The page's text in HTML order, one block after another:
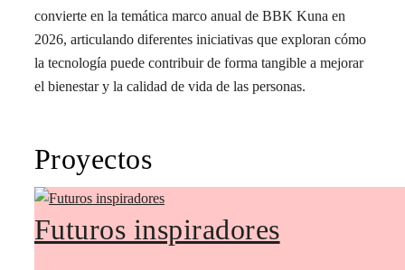
convierte en la temática marco anual de BBK Kuna en
2026, articulando diferentes iniciativas que exploran cómo
la tecnología puede contribuir de forma tangible a mejorar
el bienestar y la calidad de vida de las personas.
Proyectos
Futuros inspiradores